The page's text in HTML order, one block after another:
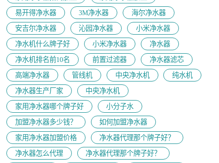
易开得净水器
3M净水器
海尔净水器
安吉尔净水器
沁园净水器
小米净水器
净水机什么牌子好
小米净水器
净水器
净水机排名前10名
前置过滤器
净水器滤芯
高端净水器
管线机 中央净水机
纯水机
净水器生产厂家
中央净水机
家用净水器哪个牌子好
小分子水
加盟净水器多少钱？
如何加盟净水器
家用净水器加盟价格
净水器代理那个牌子好？
净水器怎么代理
净水器代理那个牌子好？